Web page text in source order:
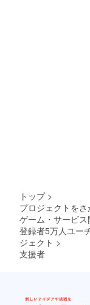
トップ >
プロジェクトをさ
ゲーム・サービス
登録者5万人ユー
ジェクト >
支援者